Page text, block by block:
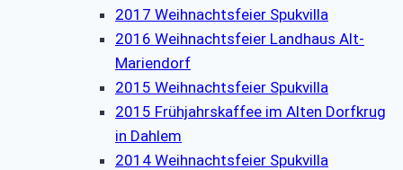
2017 Weihnachtsfeier Spukvilla
2016 Weihnachtsfeier Landhaus Alt-
Mariendorf
2015 Weihnachtsfeier Spukvilla
2015 Frühjahrskaffee im Alten Dorfkrug
in Dahlem
2014 Weihnachtsfeier Spukvilla